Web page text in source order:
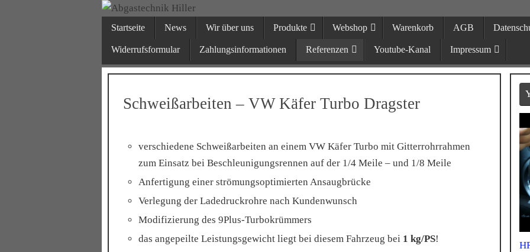
Abgastechnik Hiller
Ihr Partner für Sportauspuffanlagen in
Zum
Inhalt
springen
Startseite News Wir über uns Produkte Webshop Warenkorb AGB
Widerrufsformular Zahlungsinformationen Referenzen Youtube-Kanal Impressum
Schweißarbeiten – VW Käfer Turbo Dragster
verschiedene Schweißarbeiten an einem VW Käfer Turbo mit Gitterrohrrahmen
zum Einsatz bei Beschleunigungsrennen auf der 1/4 Meile – und 1/8 Meile
Anfertigung einer strömungsoptimierten Ansaugbrücke
Verlegung der Ladedruckrohre nach Kundenwunsch
Modifizierung des 9Plus-Turbokrümmers
das angepeilte Leistungsgewicht liegt bei diesem Fahrzeug bei 1 kg/PS!